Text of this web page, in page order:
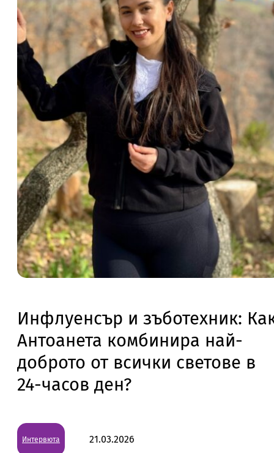
Инфлуенсър и зъботехник:
Антоанета комбинира най-
доброто от всички светове в
24-часов ден?
Интервюта 21.03.2026